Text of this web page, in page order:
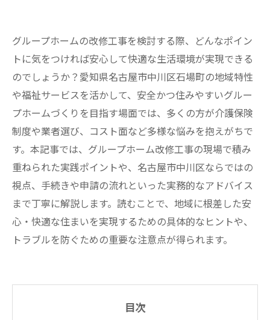
グループホームの改修工事を検討する際、どんなポイン
トに気をつければ安心して快適な生活環境が実現できる
のでしょうか？愛知県名古屋市中川区石場町の地域特性
や福祉サービスを活かして、安全かつ住みやすいグルー
プホームづくりを目指す場面では、多くの方が介護保険
制度や業者選び、コスト面など多様な悩みを抱えがちで
す。本記事では、グループホーム改修工事の現場で積み
重ねられた実践ポイントや、名古屋市中川区ならではの
視点、手続きや申請の流れといった実務的なアドバイス
まで丁寧に解説します。読むことで、地域に根差した安
心・快適な住まいを実現するための具体的なヒントや、
トラブルを防ぐための重要な注意点が得られます。
目次